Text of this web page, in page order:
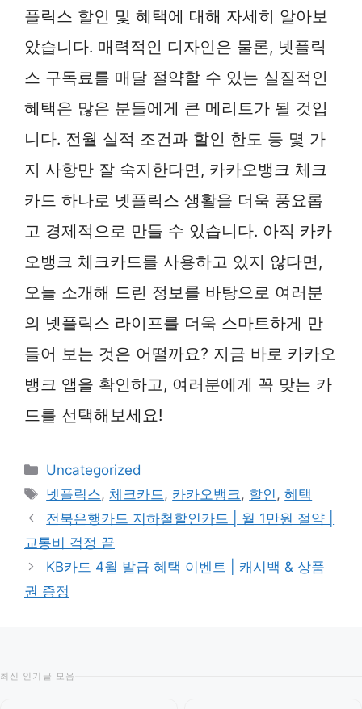
플릭스 할인 및 혜택에 대해 자세히 알아보
았습니다. 매력적인 디자인은 물론, 넷플릭
스 구독료를 매달 절약할 수 있는 실질적인
혜택은 많은 분들에게 큰 메리트가 될 것입
니다. 전월 실적 조건과 할인 한도 등 몇 가
지 사항만 잘 숙지한다면, 카카오뱅크 체크
카드 하나로 넷플릭스 생활을 더욱 풍요롭
고 경제적으로 만들 수 있습니다. 아직 카카
오뱅크 체크카드를 사용하고 있지 않다면,
오늘 소개해 드린 정보를 바탕으로 여러분
의 넷플릭스 라이프를 더욱 스마트하게 만
들어 보는 것은 어떨까요? 지금 바로 카카오
뱅크 앱을 확인하고, 여러분에게 꼭 맞는 카
드를 선택해보세요!
카
테
리
Uncategorized
태
그
넷플릭스,체크카드, 카카오뱅크, 할인,혜택
전북은행카드 지하철할인카드 | 월 1만원 절약 |
교통비 걱정 끝
KB카드 4월 발급 혜택 이벤트 | 캐시백 & 상품
권 증정
최신 인기글 모음